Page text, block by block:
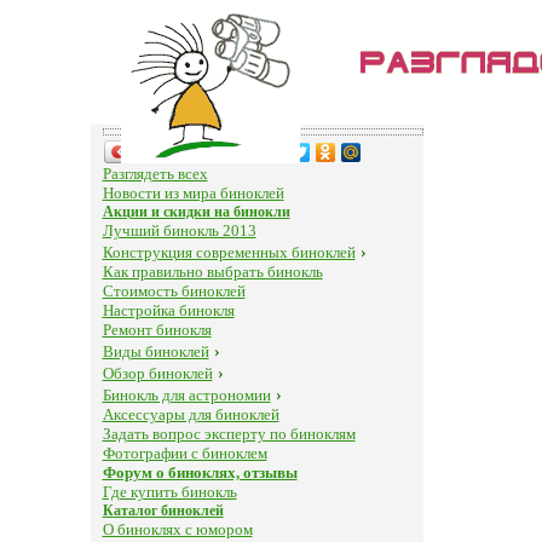
Поделиться…
Разглядеть всех
Новости из мира биноклей
Акции и скидки на бинокли
Лучший бинокль 2013
Конструкция современных биноклей ›
Как правильно выбрать бинокль
Стоимость биноклей
Настройка бинокля
Ремонт бинокля
Виды биноклей ›
Обзор биноклей ›
Бинокль для астрономии ›
Аксессуары для биноклей
Задать вопрос эксперту по биноклям
Фотографии с биноклем
Форум о биноклях, отзывы
Где купить бинокль
Каталог биноклей
О биноклях с юмором